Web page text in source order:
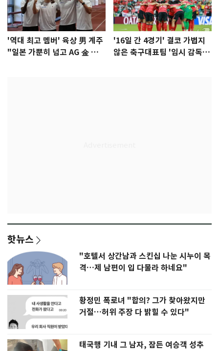
'역대 최고 멤버' 육상 男 계주
"일본 가뿐히 넘고 AG 金 따겠
'16일 간 4경기' 결코 가볍지
않은 축구대표팀 '임시 감독'
핫뉴스
"호텔서 상간남과 스킨십 나눈 시누이 목
격…제 남편이 입 다물라 하네요"
황정민 폭로녀 "합의? 그가 찾아왔지만
거절…허위 주장 다 밝힐 수 있다"
태국행 기내 그 남자, 잠든 여승객 성추